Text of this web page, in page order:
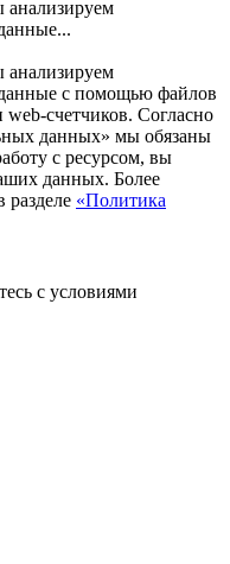
анализируем
анализируем
с помощью файлов
счетчиков. Согласно
данных» мы обязаны
с ресурсом, вы
данных. Более
«Политика
с условиями